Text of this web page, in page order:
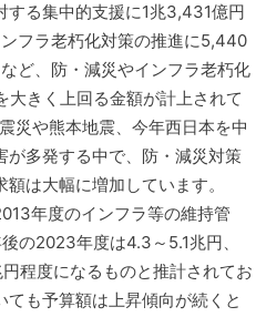
する集中的支援に1兆3,431億円
ンフラ老朽化対策の推進に5,440
ど、防・減災やインフラ老朽化
大きく上回る金額が計上されて
や熊本地震、今年西日本を中
多発する中で、防・減災対策
は大幅に増加しています。
年度のインフラ等の維持管
の2023年度は4.3～5.1兆円、
程度になるものと推計されてお
も予算額は上昇傾向が続くと